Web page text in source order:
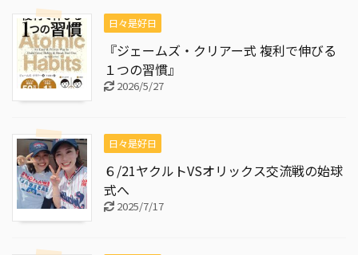
日々是好日
『ジェームズ・クリアー式 複利で伸びる
１つの習慣』
2026/5/27
日々是好日
６/21ヤクルトVSオリックス交流戦の始球
式へ
2025/7/17